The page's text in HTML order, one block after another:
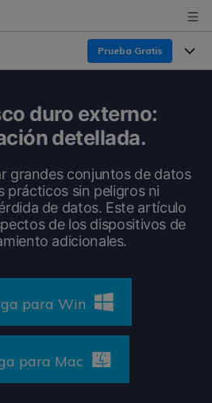
Prueba Gratis
Windows
para Windows
Pruébalo Gratis
ilimitados del sistema Mac
de Datos
de Datos
duro externo:
detellada.
grandes conjuntos de datos
prácticos sin peligros ni
de datos. Este artículo
de los dispositivos de
adicionales.
para Win
para Mac